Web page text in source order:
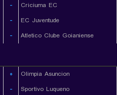
-
Criciuma EC
-
EC Juventude
- Atletico Clube Goianiense
۰
Olimpia Asuncion
- Sportivo Luqueno